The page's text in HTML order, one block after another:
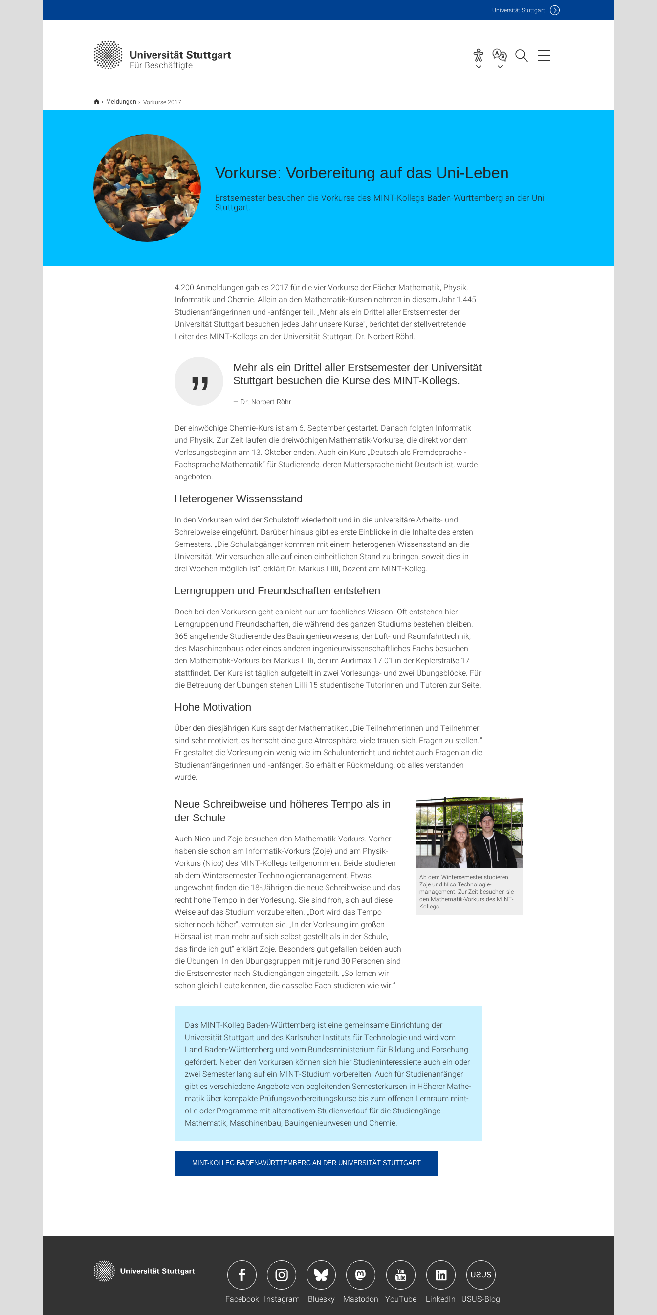
Für Beschäftigte
Universität Stuttgart
Meldungen Vorkurse 2017
Vorkurse: Vorbereitung auf das Uni-Leben
Erstsemester besuchen die Vorkurse des MINT-Kollegs Baden-Württemberg an der Uni
Stuttgart.
4.200 Anmeldungen gab es 2017 für die vier Vorkurse der Fächer Mathematik, Physik,
Informatik und Chemie. Allein an den Mathematik-Kursen nehmen in diesem Jahr 1.445
Studienanfängerinnen und -anfänger teil. „Mehr als ein Drittel aller Erstsemester der
Universität Stuttgart besuchen jedes Jahr unsere Kurse“, berichtet der stellvertretende
Leiter des MINT-Kollegs an der Universität Stuttgart, Dr. Norbert Röhrl.
Mehr als ein Drittel aller Erstsemester der Universität
Stuttgart besuchen die Kurse des MINT-Kollegs.
Dr. Norbert Röhrl
Der einwöchige Chemie-Kurs ist am 6. September gestartet. Danach folgten Informatik
und Physik. Zur Zeit laufen die dreiwöchigen Mathematik-Vorkurse, die direkt vor dem
Vorlesungsbeginn am 13. Oktober enden. Auch ein Kurs „Deutsch als Fremdsprache -
Fachsprache Mathematik“ für Studierende, deren Muttersprache nicht Deutsch ist, wurde
angeboten.
Heterogener Wissensstand
In den Vorkursen wird der Schulstoff wiederholt und in die universitäre Arbeits- und
Schreibweise eingeführt. Darüber hinaus gibt es erste Einblicke in die Inhalte des ersten
Semesters. „Die Schulabgänger kommen mit einem heterogenen Wissensstand an die
Universität. Wir versuchen alle auf einen einheitlichen Stand zu bringen, soweit dies in
drei Wochen möglich ist“, erklärt Dr. Markus Lilli, Dozent am MINT-Kolleg.
Lerngruppen und Freundschaften entstehen
Doch bei den Vorkursen geht es nicht nur um fachliches Wissen. Oft entstehen hier
Lerngruppen und Freundschaften, die während des ganzen Studiums bestehen bleiben.
365 angehende Studierende des Bauingenieurwesens, der Luft- und Raumfahrttechnik,
des Maschinenbaus oder eines anderen ingenieurwissenschaftliches Fachs besuchen
den Mathematik-Vorkurs bei Markus Lilli, der im Audimax 17.01 in der Keplerstraße 17
stattfindet. Der Kurs ist täglich aufgeteilt in zwei Vorlesungs- und zwei Übungsblöcke. Für
die Betreuung der Übungen stehen Lilli 15 studentische Tutorinnen und Tutoren zur Seite.
Hohe Motivation
Über den diesjährigen Kurs sagt der Mathematiker: „Die Teilnehmerinnen und Teilnehmer
sind sehr motiviert, es herrscht eine gute Atmosphäre, viele trauen sich, Fragen zu stellen.“
Er gestaltet die Vorlesung ein wenig wie im Schulunterricht und richtet auch Fragen an die
Studienanfängerinnen und -anfänger. So erhält er Rückmeldung, ob alles verstanden
wurde.
Ab dem Wintersemester studieren
Zoje und Nico Technologie-
management. Zur Zeit besuchen sie
den Mathematik-Vorkurs des MINT-
Kollegs.
Neue Schreibweise und höheres Tempo als in
der Schule
Auch Nico und Zoje besuchen den Mathematik-Vorkurs. Vorher
haben sie schon am Informatik-Vorkurs (Zoje) und am Physik-
Vorkurs (Nico) des MINT-Kollegs teilgenommen. Beide studieren
ab dem Wintersemester Technologiemanagement. Etwas
ungewohnt finden die 18-Jährigen die neue Schreibweise und das
recht hohe Tempo in der Vorlesung. Sie sind froh, sich auf diese
Weise auf das Studium vorzubereiten. „Dort wird das Tempo
sicher noch höher“, vermuten sie. „In der Vorlesung im großen
Hörsaal ist man mehr auf sich selbst gestellt als in der Schule,
das finde ich gut“ erklärt Zoje. Besonders gut gefallen beiden auch
die Übungen. In den Übungsgruppen mit je rund 30 Personen sind
die Erstsemester nach Studiengängen eingeteilt. „So lernen wir
schon gleich Leute kennen, die dasselbe Fach studieren wie wir.“
Das MINT-Kolleg Baden-Württemberg ist eine gemeinsame Einrichtung der
Universität Stuttgart und des Karlsruher Instituts für Technologie und wird vom
Land Baden-Württemberg und vom Bundesministerium für Bildung und Forschung
gefördert. Neben den Vorkursen können sich hier Studieninteressierte auch ein oder
zwei Semester lang auf ein MINT-Studium vorbereiten. Auch für Studien­anfänger
gibt es ver­schiedene An­gebote von be­gleitenden Semester­kursen in Höherer Mathe­
matik über kompakte Prüfungs­vorbereitungs­kurse bis zum offenen Lern­raum mint-
oLe oder Pro­gramme mit alter­nativem Studien­verlauf für die Studien­gänge
Mathematik, Maschinen­bau, Bauingenieur­wesen und Chemie.
MINT-KOLLEG BADEN-WÜRTTEMBERG AN DER UNIVERSITÄT STUTTGART
Facebook Instagram Bluesky Mastodon YouTube LinkedIn USUS-Blog